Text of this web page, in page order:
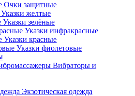
Очки защитные
Указки желтые
Указки зелёные
Указки инфракрасные
Указки красные
Указки фиолетовые
Вибраторы и
Экзотическая одежда